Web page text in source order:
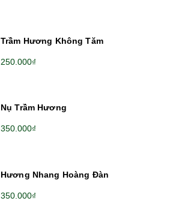
Trầm Hương Không Tăm
250.000₫
Nụ Trầm Hương
350.000₫
Hương Nhang Hoàng Đàn
350.000₫